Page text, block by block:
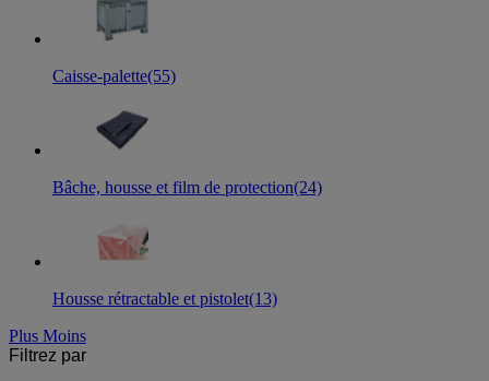
Caisse-palette(55)
Bâche, housse et film de protection(24)
Housse rétractable et pistolet(13)
Plus Moins
Filtrez par